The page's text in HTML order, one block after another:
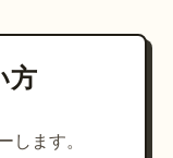
方
します。